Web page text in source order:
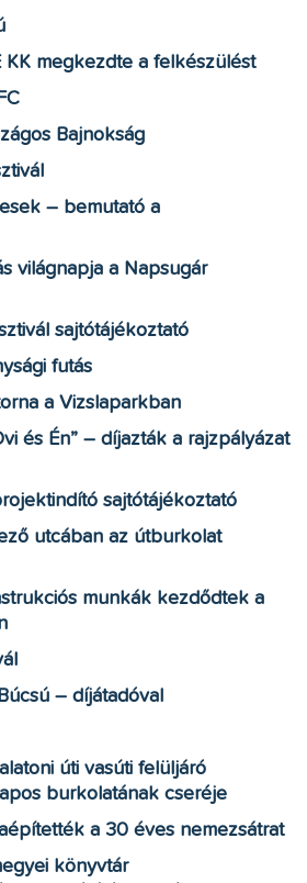
KK megkezdte a felkészülést
Bajnokság
– bemutató a
világnapja a Napsugár
sajtótájékoztató
futás
a Vizslaparkban
és Én” – díjazták a rajzpályázat
sajtótájékoztató
utcában az útburkolat
munkák kezdődtek a
– díjátadóval
úti vasúti felüljáró
burkolatának cseréje
a 30 éves nemezsátrat
könyvtár